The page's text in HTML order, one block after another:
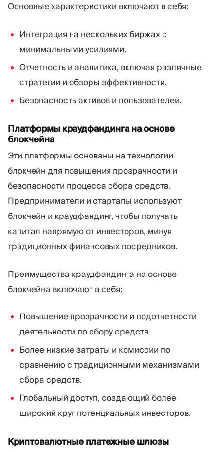
Основные характеристики включают в себя:
Интеграция на нескольких биржах с
минимальными усилиями.
Отчетность и аналитика, включая различные
стратегии и обзоры эффективности.
Безопасность активов и пользователей.
Платформы краудфандинга на основе
блокчейна
Эти платформы основаны на технологии
блокчейн для повышения прозрачности и
безопасности процесса сбора средств.
Предприниматели и стартапы используют
блокчейн и краудфандинг, чтобы получать
капитал напрямую от инвесторов, минуя
традиционных финансовых посредников.
Преимущества краудфандинга на основе
блокчейна включают в себя:
Повышение прозрачности и подотчетности
деятельности по сбору средств.
Более низкие затраты и комиссии по
сравнению с традиционными механизмами
сбора средств.
Глобальный доступ, создающий более
широкий круг потенциальных инвесторов.
Криптовалютные платежные шлюзы